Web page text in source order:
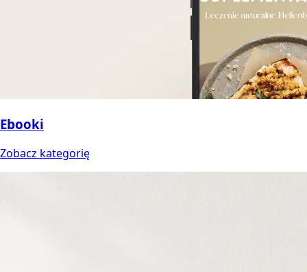
Ebooki
Zobacz kategorię